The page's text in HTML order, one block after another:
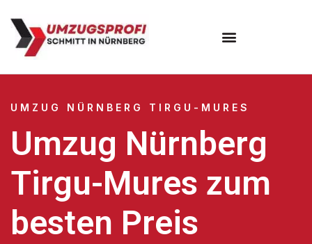
UMZUG NÜRNBERG TIRGU-MURES
Umzug Nürnberg
Tirgu-Mures zum
besten Preis